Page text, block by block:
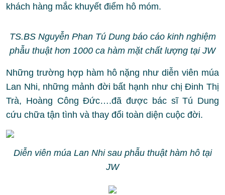
khách hàng mắc khuyết điểm hô móm.
TS.BS Nguyễn Phan Tú Dung báo cáo kinh nghiệm
phẫu thuật hơn 1000 ca hàm mặt chất lượng tại JW
Những trường hợp hàm hô nặng như diễn viên múa
Lan Nhi, những mảnh đời bất hạnh như chị Đinh Thị
Trà, Hoàng Công Đức….đã được bác sĩ Tú Dung
cứu chữa tận tình và thay đổi toàn diện cuộc đời.
Diễn viên múa Lan Nhi sau phẫu thuật hàm hô tại
JW